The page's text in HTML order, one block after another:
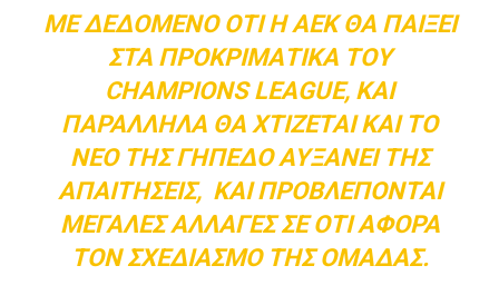
ΜΕ ΔΕΔΟΜΈΝΟ ΌΤΙ Η ΑΕΚ ΘΑ ΠΑΊΞΕΙ
ΣΤΑ ΠΡΟΚΡΙΜΑΤΙΚΆ ΤΟΥ
CHAMPIONS LEAGUE, ΚΑΙ
ΠΑΡΆΛΛΗΛΑ ΘΑ ΧΤΊΖΕΤΑΙ ΚΑΙ ΤΟ
ΝΈΟ ΤΗΣ ΓΉΠΕΔΟ ΑΥΞΆΝΕΙ ΤΗΣ
ΑΠΑΙΤΉΣΕΙΣ, ΚΑΙ ΠΡΟΒΛΈΠΟΝΤΑΙ
ΜΕΓΆΛΕΣ ΑΛΛΑΓΈΣ ΣΕ ΌΤΙ ΑΦΟΡΆ
ΤΟΝ ΣΧΕΔΙΑΣΜΌ ΤΗΣ ΟΜΆΔΑΣ.